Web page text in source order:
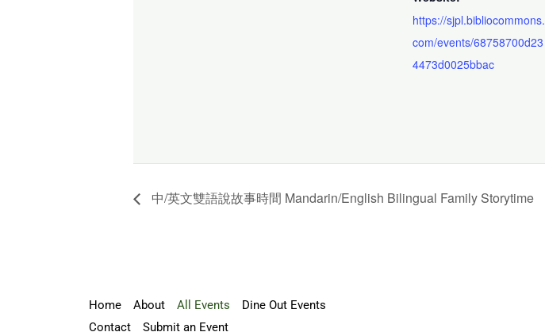
https://sjpl.bibliocommons.
com/events/68758700d23
4473d0025bbac
中/英文雙語說故事時間 Mandarin/English Bilingual Family Storytime
Home About All Events
Dine Out Events
Contact
Submit an Event